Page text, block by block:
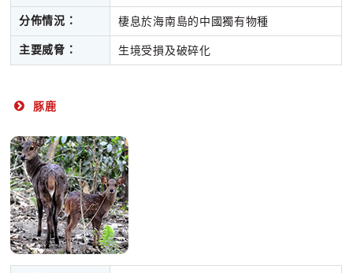
分佈情況： 棲息於海南島的中國獨有物種
主要威脅： 生境受損及破碎化
豚鹿